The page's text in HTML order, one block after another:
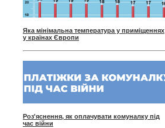
Яка мінімальна температура у приміщеннях
у країнах Європи
Роз'яснення, як оплачувати комуналку під
час війни